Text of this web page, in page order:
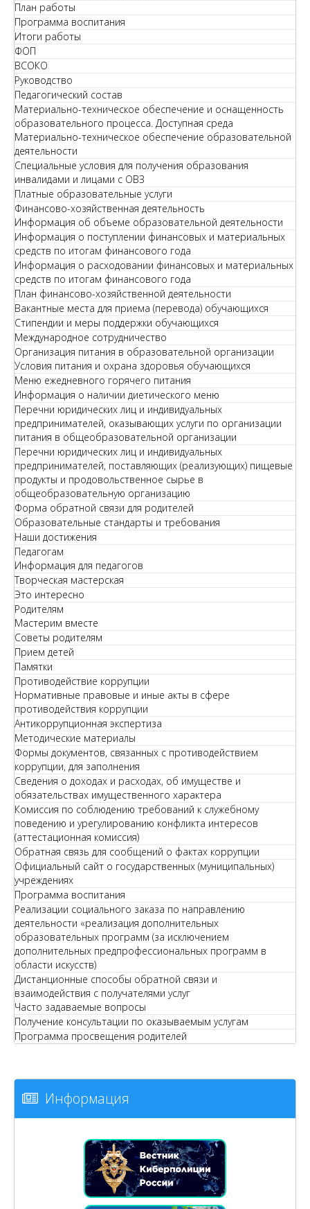
План работы
Программа воспитания
Итоги работы
ФОП
ВСОКО
Руководство
Педагогический состав
Материально-техническое обеспечение и оснащенность
образовательного процесса. Доступная среда
Материально-техническое обеспечение образовательной
деятельности
Специальные условия для получения образования
инвалидами и лицами с ОВЗ
Платные образовательные услуги
Финансово-хозяйственная деятельность
Информация об объеме образовательной деятельности
Информация о поступлении финансовых и материальных
средств по итогам финансового года
Информация о расходовании финансовых и материальных
средств по итогам финансового года
План финансово-хозяйственной деятельности
Вакантные места для приема (перевода) обучающихся
Стипендии и меры поддержки обучающихся
Международное сотрудничество
Организация питания в образовательной организации
Условия питания и охрана здоровья обучающихся
Меню ежедневного горячего питания
Информация о наличии диетического меню
Перечни юридических лиц и индивидуальных
предпринимателей, оказывающих услуги по организации
питания в общеобразовательной организации
Перечни юридических лиц и индивидуальных
предпринимателей, поставляющих (реализующих) пищевые
продукты и продовольственное сырье в
общеобразовательную организацию
Форма обратной связи для родителей
Образовательные стандарты и требования
Наши достижения
Педагогам
Информация для педагогов
Творческая мастерская
Это интересно
Родителям
Мастерим вместе
Советы родителям
Прием детей
Памятки
Противодействие коррупции
Нормативные правовые и иные акты в сфере
противодействия коррупции
Антикоррупционная экспертиза
Методические материалы
Формы документов, связанных с противодействием
коррупции, для заполнения
Сведения о доходах и расходах, об имуществе и
обязательствах имущественного характера
Комиссия по соблюдению требований к служебному
поведению и урегулированию конфликта интересов
(аттестационная комиссия)
Обратная связь для сообщений о фактах коррупции
Официальный сайт о государственных (муниципальных)
учреждениях
Программа воспитания
Реализации социального заказа по направлению
деятельности «реализация дополнительных
образовательных программ (за исключением
дополнительных предпрофессиональных программ в
области искусств)
Дистанционные способы обратной связи и
взаимодействия с получателями услуг
Часто задаваемые вопросы
Получение консультации по оказываемым услугам
Программа просвещения родителей
Информация